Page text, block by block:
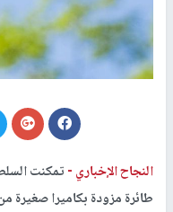
النجاح الإخباري -تمكنت
طائرة مزودة بكاميرا